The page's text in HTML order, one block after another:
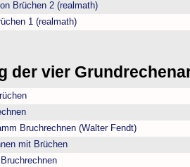
Brüchen 2 (realmath)
1 (realmath)
der vier
Bruchrechnen (Walter Fendt)
mit Brüchen